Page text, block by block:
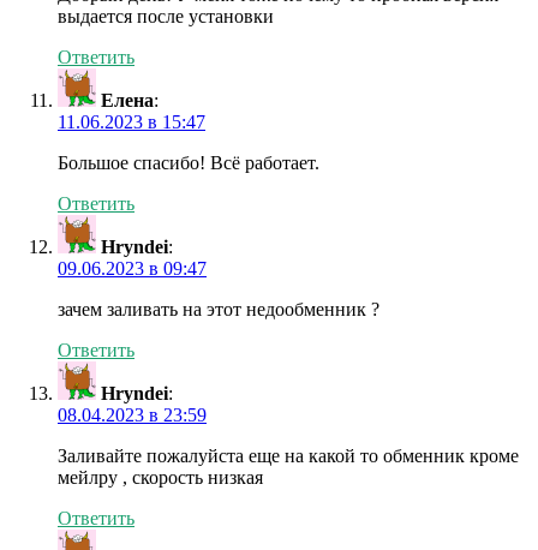
выдается после установки
Ответить
Елена:
11.06.2023 в 15:47
Большое спасибо! Всё работает.
Ответить
Hryndei:
09.06.2023 в 09:47
зачем заливать на этот недообменник ?
Ответить
Hryndei:
08.04.2023 в 23:59
Заливайте пожалуйста еще на какой то обменник кроме
мейлру , скорость низкая
Ответить